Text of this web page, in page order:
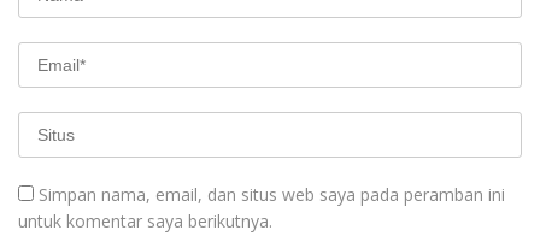
Simpan nama, email, dan situs web saya pada peramban ini
untuk komentar saya berikutnya.